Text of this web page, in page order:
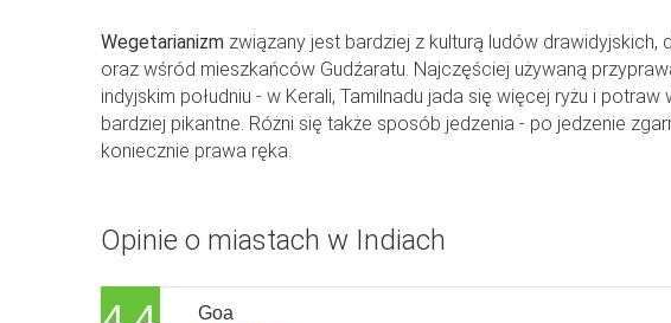
Wegetarianizmzwiązany jest bardziej z kulturą ludów drawidyjskich,
oraz wśród mieszkańców Gudźaratu. Najczęściej używaną
indyjskim południu - w Kerali, Tamilnadu jada się więcej ryżu i
bardziej pikantne. Różni się także sposób jedzenia - po jedzenie
koniecznie prawa ręka.
Opinie o miastach w Indiach
Goa